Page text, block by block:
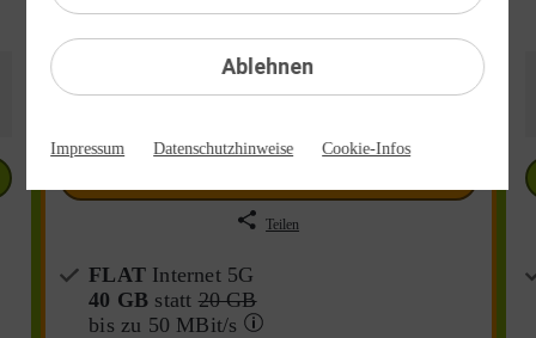
statt19,99 €
24 Monate
Teilen
FLAT Internet 5G
40 GB statt20 GB
bis zu 50 MBit/s
Ablehnen
Impressum Datenschutzhinweise Cookie-Infos